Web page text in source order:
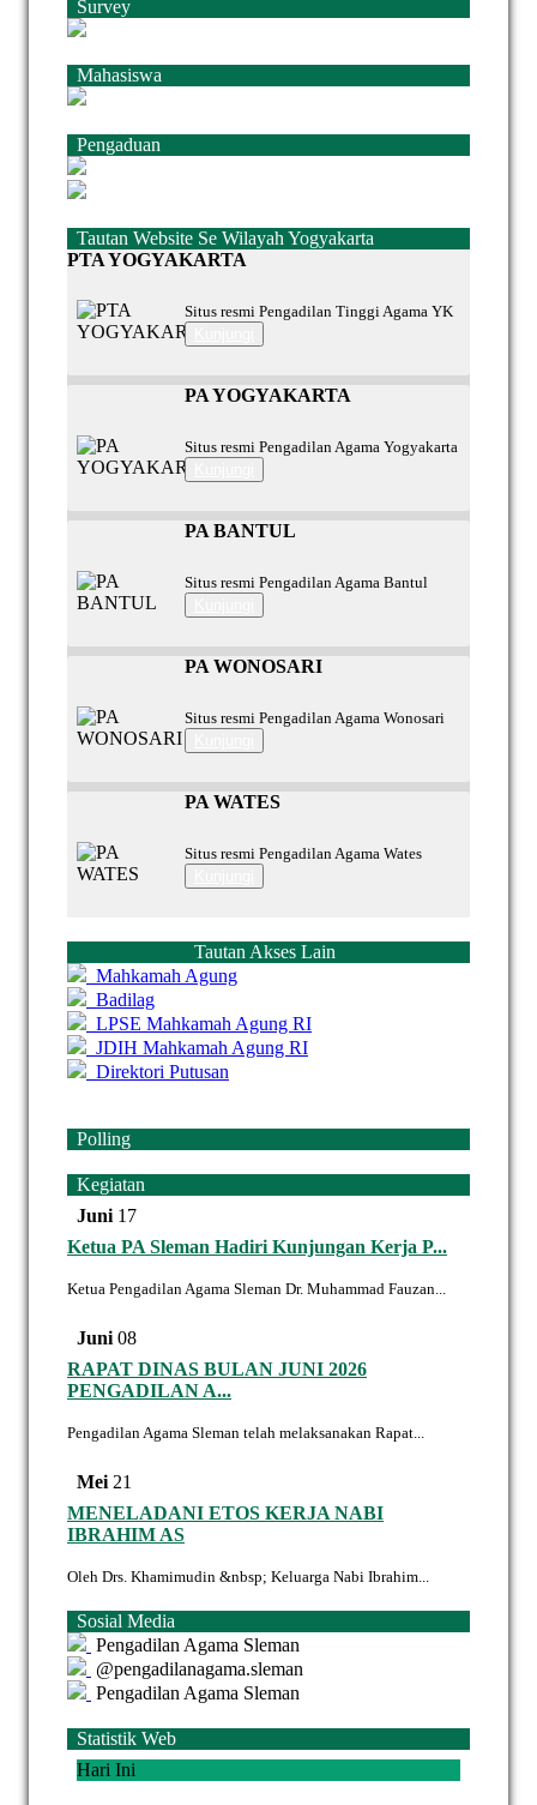
Survey
Mahasiswa
Pengaduan
Tautan Website Se Wilayah Yogyakarta
PTA YOGYAKARTA
Situs resmi Pengadilan Tinggi Agama YK
PA YOGYAKARTA
Situs resmi Pengadilan Agama Yogyakarta
PA BANTUL
Situs resmi Pengadilan Agama Bantul
PA WONOSARI
Situs resmi Pengadilan Agama Wonosari
PA WATES
Situs resmi Pengadilan Agama Wates
Tautan Akses Lain
Mahkamah Agung
Badilag
LPSE Mahkamah Agung RI
JDIH Mahkamah Agung RI
Direktori Putusan
Polling
Kegiatan
Juni 17
Ketua PA Sleman Hadiri Kunjungan Kerja P...
Ketua Pengadilan Agama Sleman Dr. Muhammad Fauzan...
Juni 08
RAPAT DINAS BULAN JUNI 2026
PENGADILAN A...
Pengadilan Agama Sleman telah melaksanakan Rapat...
Mei 21
MENELADANI ETOS KERJA NABI
IBRAHIM AS
Oleh Drs. Khamimudin &nbsp; Keluarga Nabi Ibrahim...
Sosial Media
Pengadilan Agama Sleman
@pengadilanagama.sleman
Pengadilan Agama Sleman
Statistik Web
Hari Ini